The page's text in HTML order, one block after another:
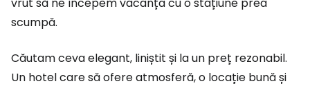
scumpă.
Căutam ceva elegant, liniștit și la un preț rezonabil.
Un hotel care să ofere atmosferă, o locație bună și